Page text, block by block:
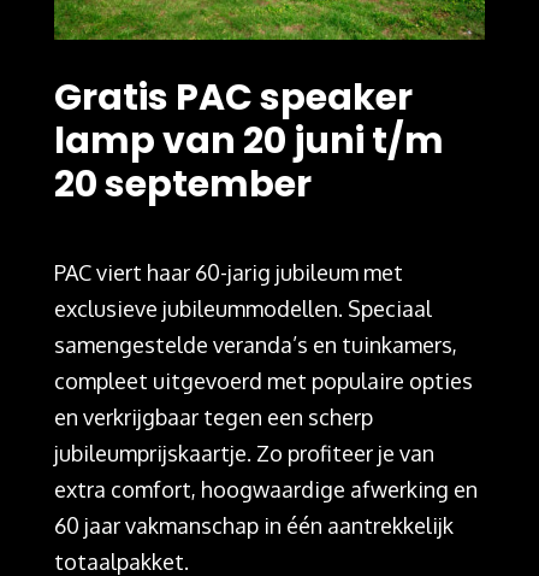
Gratis PAC speaker
lamp van 20 juni t/m
20 september
PAC viert haar 60-jarig jubileum met
exclusieve jubileummodellen. Speciaal
samengestelde veranda’s en tuinkamers,
compleet uitgevoerd met populaire opties
en verkrijgbaar tegen een scherp
jubileumprijskaartje. Zo profiteer je van
extra comfort, hoogwaardige afwerking en
60 jaar vakmanschap in één aantrekkelijk
totaalpakket.